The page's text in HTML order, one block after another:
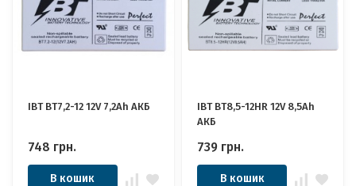
IBT BT7,2-12 12V 7,2Ah АКБ
748 грн.
В кошик
IBT BT8,5-12HR 12V 8,5Ah
АКБ
739 грн.
В кошик